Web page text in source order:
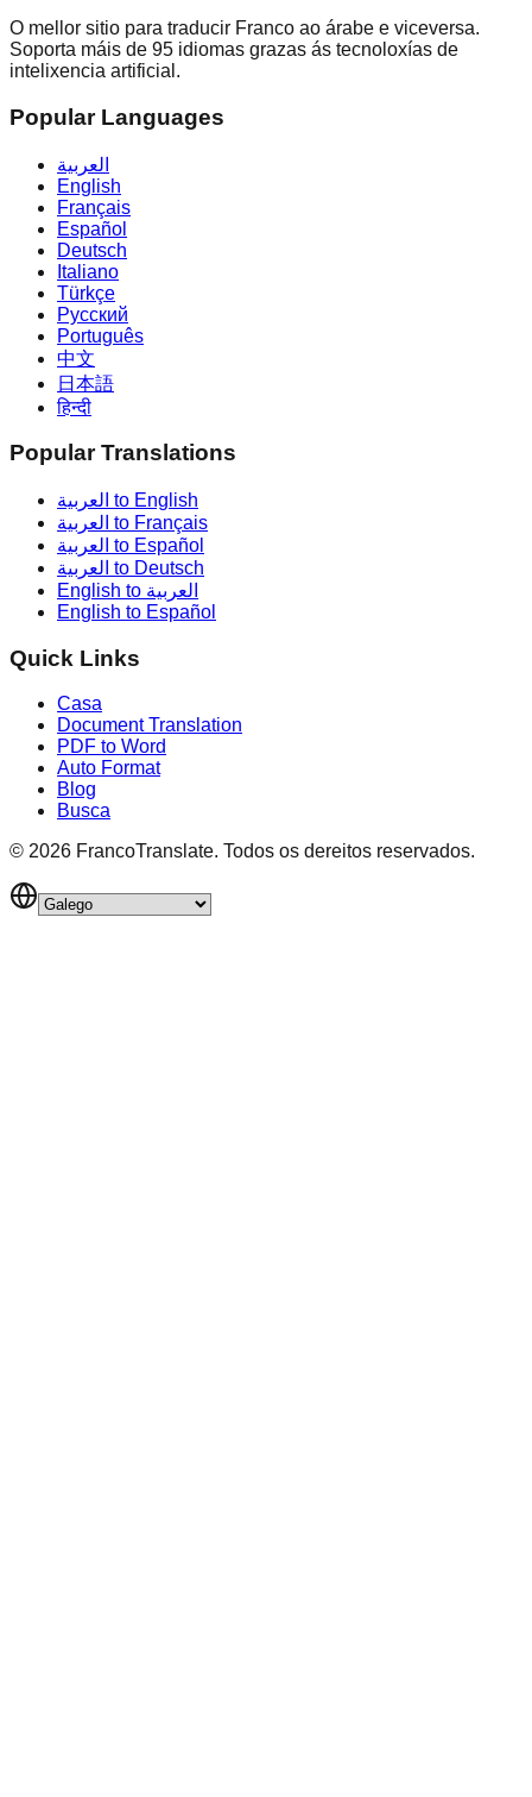
O mellor sitio para traducir Franco ao árabe e viceversa.
Soporta máis de 95 idiomas grazas ás tecnoloxías de
intelixencia artificial.
Popular Languages
العربية
English
Français
Español
Deutsch
Italiano
Türkçe
Русский
Português
中文
日本語
हिन्दी
Popular Translations
العربية to English
العربية to Français
العربية to Español
العربية to Deutsch
English to العربية
English to Español
Quick Links
Casa
Document Translation
PDF to Word
Auto Format
Blog
Busca
© 2026 FrancoTranslate. Todos os dereitos reservados.